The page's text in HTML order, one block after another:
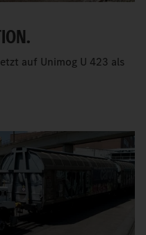
auf Unimog U 423 als